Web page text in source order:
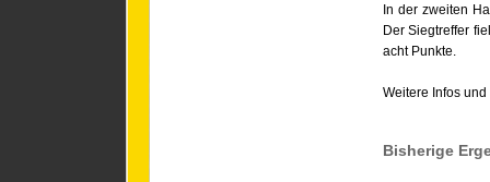
In der zweiten
Der Siegtreffer
acht Punkte.
Weitere Infos
Bisherige